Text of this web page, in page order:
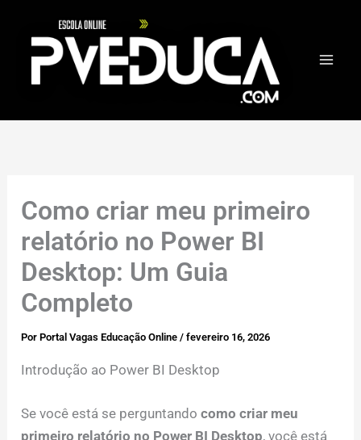
Como criar meu primeiro
relatório no Power BI
Desktop: Um Guia
Completo
PorPortal Vagas Educação Online/fevereiro 16, 2026
Introdução ao Power BI Desktop
Se você está se perguntandocomo criar meu
primeiro relatório no Power BI Desktop, você está